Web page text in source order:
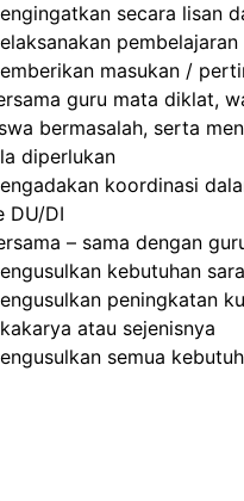
secara lisan
pembelajaran
masukan /
guru mata diklat,
bermasalah, serta
diperlukan
koordinasi
DU/DI
– sama dengan
kebutuhan
peningkatan
atau sejenisnya
semua